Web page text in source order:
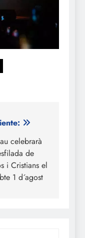
celebrarà
de
i Cristians el
1 d´agost